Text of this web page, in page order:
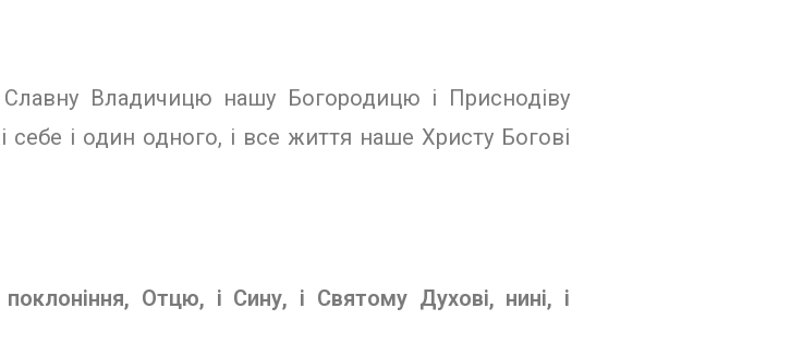
Славну Владичицю нашу Богородицю і Приснодіву
і один одного, і все життя наше Христу Богові
Отцю, і Сину, і Святому Духові, нині, і